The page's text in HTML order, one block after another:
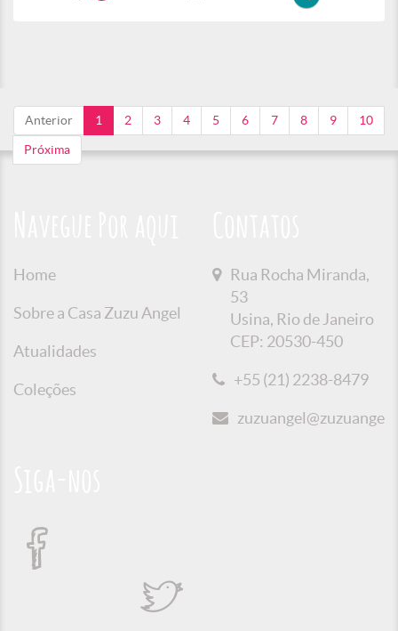
Anterior 1 2 3 4 5 6 7 8 9 10
Próxima
Home
Sobre a Casa Zuzu Angel
Atualidades
Coleções
Rua Rocha Miranda,
53
Usina, Rio de Janeiro
CEP: 20530-450
+55 (21) 2238-8479